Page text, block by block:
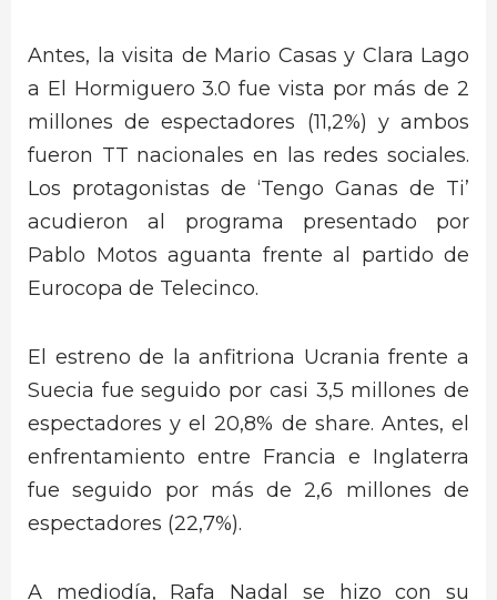
Antes, la visita de Mario Casas y Clara Lago
a El Hormiguero 3.0 fue vista por más de 2
millones de espectadores (11,2%) y ambos
fueron TT nacionales en las redes sociales.
Los protagonistas de ‘Tengo Ganas de Ti’
acudieron al programa presentado por
Pablo Motos aguanta frente al partido de
Eurocopa de Telecinco.
El estreno de la anfitriona Ucrania frente a
Suecia fue seguido por casi 3,5 millones de
espectadores y el 20,8% de share. Antes, el
enfrentamiento entre Francia e Inglaterra
fue seguido por más de 2,6 millones de
espectadores (22,7%).
A mediodía, Rafa Nadal se hizo con su